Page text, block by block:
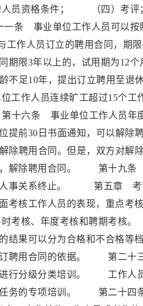
人员资格条件； （四）考
事业单位工作人员可以按照
员订立的聘用合同，期
期限3年以上的，试用期为
不足10年，提出订立聘用至退
人员连续旷工超过15个工
六条 事业单位工作人员年
位提前30日书面通知，可以
除聘用合同。但是，双方对解
解除聘用合同。 第十九条
员的人事关系终止。 第五
考核工作人员的表现，重点考
核、年度考核和聘期考核
的结果可以分为合格和不合
订聘用合同的依据。 第二十
行分级分类培训。 工作人员
任务的专项培训。 第二十四